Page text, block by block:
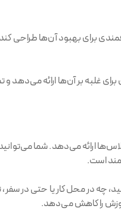
برای بهبود آن‌ها طراحی
غلبه بر آن‌ها ارائه می‌دهد
ارائه می‌دهد. شما
است.
چه در محل کار یا حتی در
را کاهش می‌دهد.